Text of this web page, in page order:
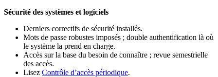
Sécurité des systèmes et logiciels
Derniers correctifs de sécurité installés.
Mots de passe robustes imposés ; double authentification là où
le système la prend en charge.
Accès sur la base du besoin de connaître ; revue semestrielle
des accès.
Lisez Contrôle d’accès périodique.